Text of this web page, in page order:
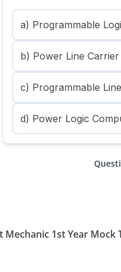
a) Programmable
b) Power Line Carrier /
c) Programmable
d) Power Logic
1st Year Mock